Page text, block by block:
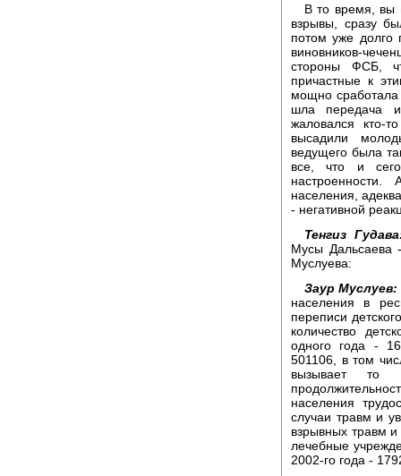
В то время, вы
взрывы, сразу
потом уже долго
виновников-
стороны ФСБ,
причастные к
мощно сработала
шла передача и
жаловался кто-
высадили
ведущего была
все, что и
настроенности.
населения,
- негативной
Тенгиз
Мусы Дальсаева
Муслуева:
Заур Муслуев:
населения в
переписи
количество
одного года -
501106, в том
вызывает то
населения
случаи травм и
взрывных травм
лечебные
2002-го года -